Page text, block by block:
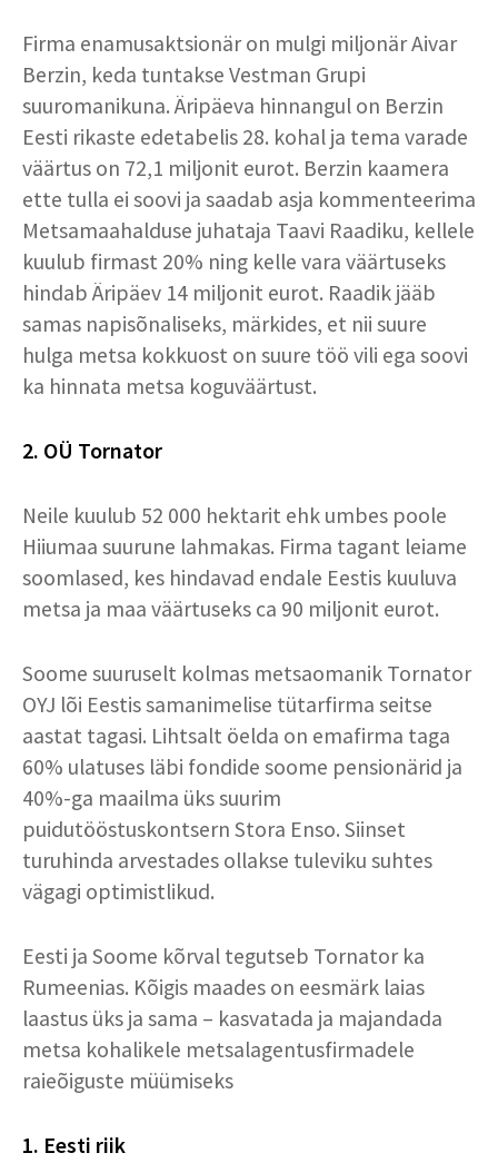
Firma enamusaktsionär on mulgi miljonär Aivar
Berzin, keda tuntakse Vestman Grupi
suuromanikuna. Äripäeva hinnangul on Berzin
Eesti rikaste edetabelis 28. kohal ja tema varade
väärtus on 72,1 miljonit eurot. Berzin kaamera
ette tulla ei soovi ja saadab asja kommenteerima
Metsamaahalduse juhataja Taavi Raadiku, kellele
kuulub firmast 20% ning kelle vara väärtuseks
hindab Äripäev 14 miljonit eurot. Raadik jääb
samas napisõnaliseks, märkides, et nii suure
hulga metsa kokkuost on suure töö vili ega soovi
ka hinnata metsa koguväärtust.
2. OÜ Tornator
Neile kuulub 52 000 hektarit ehk umbes poole
Hiiumaa suurune lahmakas. Firma tagant leiame
soomlased, kes hindavad endale Eestis kuuluva
metsa ja maa väärtuseks ca 90 miljonit eurot.
Soome suuruselt kolmas metsaomanik Tornator
OYJ lõi Eestis samanimelise tütarfirma seitse
aastat tagasi. Lihtsalt öelda on emafirma taga
60% ulatuses läbi fondide soome pensionärid ja
40%-ga maailma üks suurim
puidutööstuskontsern Stora Enso. Siinset
turuhinda arvestades ollakse tuleviku suhtes
vägagi optimistlikud.
Eesti ja Soome kõrval tegutseb Tornator ka
Rumeenias. Kõigis maades on eesmärk laias
laastus üks ja sama – kasvatada ja majandada
metsa kohalikele metsalagentusfirmadele
raieõiguste müümiseks
1. Eesti riik